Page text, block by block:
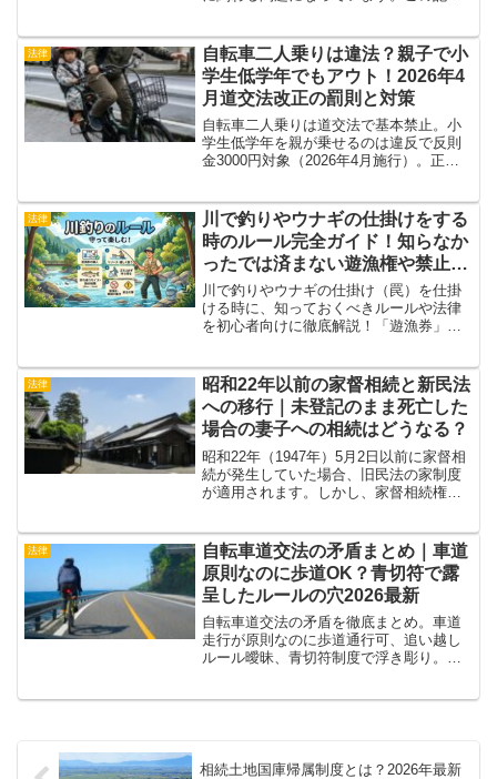
りやすく解説します。
法律
自転車二人乗りは違法？親子で小
学生低学年でもアウト！2026年4
月道交法改正の罰則と対策
自転車二人乗りは道交法で基本禁止。小
学生低学年を親が乗せるのは違反で反則
金3000円対象（2026年4月施行）。正し
法律
川で釣りやウナギの仕掛けをする
時のルール完全ガイド！知らなか
ったでは済まない遊漁権や禁止行
為をわかりやすく解説
川で釣りやウナギの仕掛け（罠）を仕掛
ける時に、知っておくべきルールや法律
を初心者向けに徹底解説！「遊漁券」っ
川釣りの決まりごとをまとめました。
法律
昭和22年以前の家督相続と新民法
への移行｜未登記のまま死亡した
場合の妻子への相続はどうなる？
昭和22年（1947年）5月2日以前に家督相
続が発生していた場合、旧民法の家制度
が適用されます。しかし、家督相続権者
る妻子が相続できるのでしょうか？旧民
法・新民法の境界をわかりやすく整理
し、具体的な法解釈と実務上の対応を詳
しく解説します。
法律
自転車道交法の矛盾まとめ｜車道
原則なのに歩道OK？青切符で露
呈したルールの穴2026最新
自転車道交法の矛盾を徹底まとめ。車道
走行が原則なのに歩道通行可、追い越し
ルール曖昧、青切符制度で浮き彫り。実
相続土地国庫帰属制度とは？2026年最新